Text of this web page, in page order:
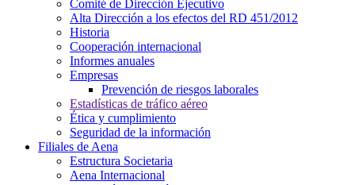
Comité de Dirección Ejecutivo
Alta Dirección a los efectos del RD 451/2012
Historia
Cooperación internacional
Informes anuales
Empresas
Prevención de riesgos laborales
Estadísticas de tráfico aéreo
Ética y cumplimiento
Seguridad de la información
Filiales de Aena
Estructura Societaria
Aena Internacional